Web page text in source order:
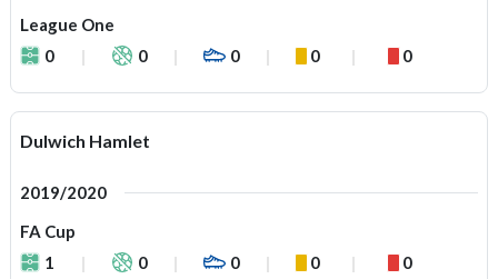
League One
0
0 0 0 0
Dulwich Hamlet
2019/2020
FA Cup
1
0 0 0 0